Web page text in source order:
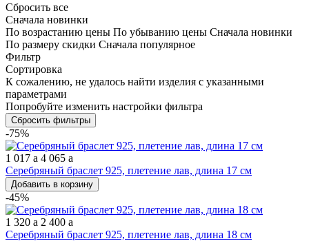
Сбросить все
Сначала новинки
По возрастанию цены По убыванию цены Сначала новинки
По размеру скидки Сначала популярное
Фильтр
Сортировка
К сожалению, не удалось найти изделия с указанными
параметрами
Попробуйте изменить настройки фильтра
Сбросить фильтры
-75%
1 017 a 4 065 a
Серебряный браслет 925, плетение лав, длина 17 см
Добавить в корзину
-45%
1 320 a 2 400 a
Серебряный браслет 925, плетение лав, длина 18 см